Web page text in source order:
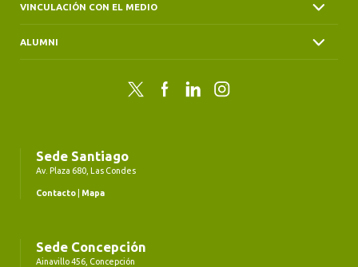
VINCULACIÓN CON EL MEDIO
ALUMNI
Twitter FacebookLinkedInInstagram
Sede Santiago
Av. Plaza 680, Las Condes
Contacto Mapa
Sede Concepción
Ainavillo 456, Concepción